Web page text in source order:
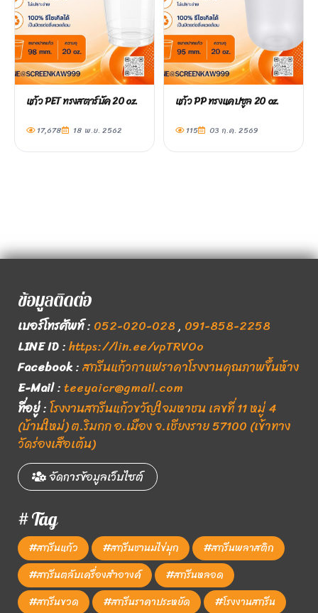
แก้ว PET ทรงสตาร์บัค 20 oz.
17,678 18 พ.ย. 2562
แก้ว PP ทรงแคปซูล 20 oz.
115 03 ก.ค. 2569
ข้อมูลติดต่อ
เบอร์โทรศัพท์: 052-020-028, 091-858-2258
LINE ID:https://lin.ee/vpTRVOo
Facebook:สกรีนแก้วกาแฟราคาโรงงานคุณภาพขึ้นห้าง
E-Mail:teeyaicr@gmail.com
ที่อยู่:โรงงานสกรีนแก้วขวัญใจมหาชน เลขที่ 11 หมู่ 4
(บ้านใหม่) ต.ริมกก อ.เมือง จ.เชียงราย 57100 (เข้าทาง
วัดร่องเสือเต้น)
จัดการข้อมูลเว็บไซต์
# Tag
#สกรีนแก้ว #สกรีนชานมไข่มุก
#สกรีนพลาสติก
#สกรีนตลับเครื่องสำอางค์
#สกรีนหลอด
#สกรีนขวด
#สกรีนราคาประหยัด #โรงงานสกรีน